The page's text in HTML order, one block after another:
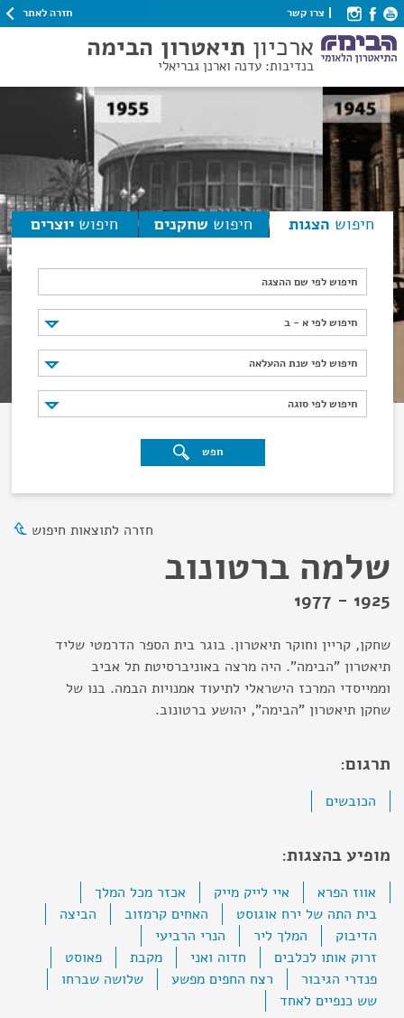
צרו קשר חזרה לאתר
ארכיון תיאטרון הבימה
בנדיבות: עדנה וארנן גבריאלי
חיפוש הצגות חיפוש שחקנים חיפוש יוצרים
חיפוש לפי שם ההצגה
חיפוש לפי א - ב
חיפוש לפי א - ב
חיפוש לפי שנת ההעלאה
חיפוש לפי שנת ההעלאה
חיפוש לפי סוגה
חיפוש לפי סוגה
חפש
חזרה לתוצאות חיפוש
שלמה ברטונוב
1925 - 1977
שחקן, קריין וחוקר תיאטרון. בוגר בית הספר הדרמטי שליד
תיאטרון "הבימה". היה מרצה באוניברסיטת תל אביב
וממייסדי המרכז הישראלי לתיעוד אמנויות הבמה. בנו של
שחקן תיאטרון "הבימה", יהושע ברטונוב.
תרגום:
הכובשים
מופיע בהצגות:
אווז הפרא איי לייק מייק
אכזר מכל המלך
בית התה של ירח אוגוסט
האחים קרמזוב
הביצה
הדיבוק
המלך ליר
הנרי הרביעי
זרוק אותו לכלבים
חדוה ואני מקבת
פאוסט
פנדרי הגיבור
רצח החפים מפשע
שלושה שברחו
שש כנפיים לאחד